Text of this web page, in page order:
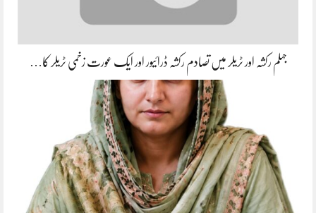
جہلم رکشہ اور ٹریلر میں تصادم رکشہ ڈرائیور اور ایک عورت زخمی ٹریلر کا…